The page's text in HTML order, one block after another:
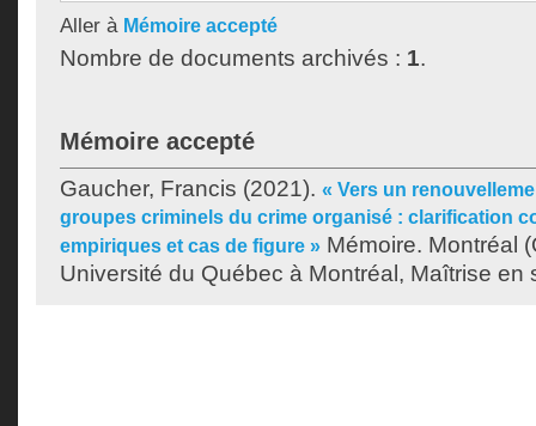
Aller à Mémoire accepté
Nombre de documents archivés : 1.
Mémoire accepté
Gaucher, Francis (2021). « Vers un
groupes criminels du crime organisé : clarification
empiriques et cas de figure » Mémoire. Montréal
Université du Québec à Montréal, Maîtrise en